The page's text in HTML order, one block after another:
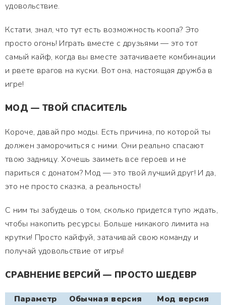
удовольствие.
Кстати, знал, что тут есть возможность коопа? Это
просто огонь! Играть вместе с друзьями — это тот
самый кайф, когда вы вместе затачиваете комбинации
и рвете врагов на куски. Вот она, настоящая дружба в
игре!
МОД — ТВОЙ СПАСИТЕЛЬ
Короче, давай про моды. Есть причина, по которой ты
должен заморочиться с ними. Они реально спасают
твою задницу. Хочешь заиметь все героев и не
париться с донатом? Мод — это твой лучший друг! И да,
это не просто сказка, а реальность!
С ним ты забудешь о том, сколько придется тупо ждать,
чтобы накопить ресурсы. Больше никакого лимита на
крутки! Просто кайфуй, затачивай свою команду и
получай удовольствие от игры!
СРАВНЕНИЕ ВЕРСИЙ — ПРОСТО ШЕДЕВР
Параметр Обычная версия
Мод версия